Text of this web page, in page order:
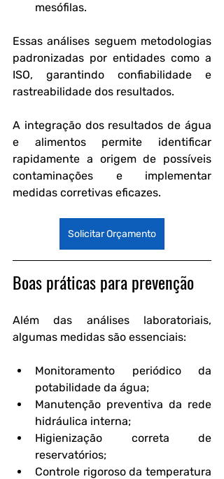
mesófilas.
Essas análises seguem metodologias
padronizadas por entidades como a
ISO, garantindo confiabilidade e
rastreabilidade dos resultados.
A integração dos resultados de água
e alimentos permite identificar
rapidamente a origem de possíveis
contaminações e implementar
medidas corretivas eficazes.
Solicitar Orçamento
Boas práticas para prevenção
Além das análises laboratoriais,
algumas medidas são essenciais:
Monitoramento periódico da
potabilidade da água;
Manutenção preventiva da rede
hidráulica interna;
Higienização correta de
reservatórios;
Controle rigoroso da temperatura